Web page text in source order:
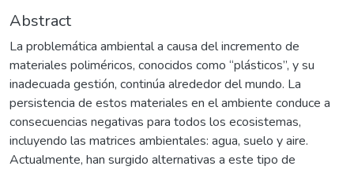
Abstract
La problemática ambiental a causa del incremento de
materiales poliméricos, conocidos como “plásticos”, y su
inadecuada gestión, continúa alrededor del mundo. La
persistencia de estos materiales en el ambiente conduce a
consecuencias negativas para todos los ecosistemas,
incluyendo las matrices ambientales: agua, suelo y aire.
Actualmente, han surgido alternativas a este tipo de